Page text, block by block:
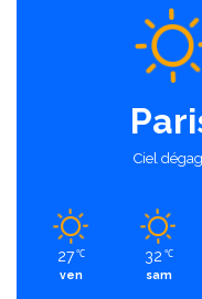
Ciel
27 ℃
ven
32 ℃
sam